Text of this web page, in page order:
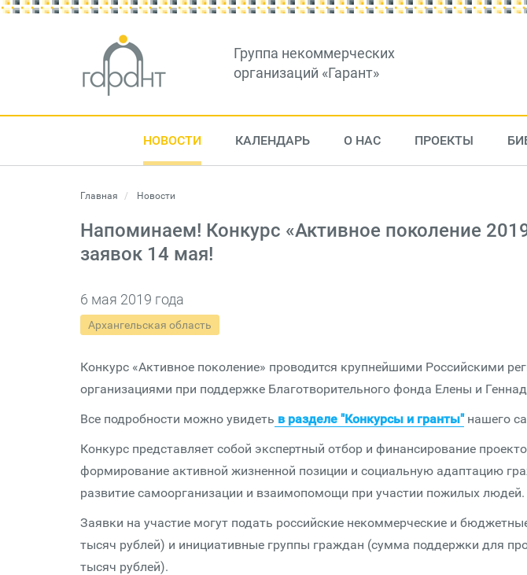
Группа некоммерческих
организаций «Гарант»
НОВОСТИ КАЛЕНДАРЬ О НАС ПРОЕКТЫ
Главная Новости
Напоминаем! Конкурс «Активное поколение
заявок 14 мая!
6 мая 2019 года
Архангельская область
Конкурс «Активное поколение» проводится крупнейшими Российскими
организациями при поддержке Благотворительного фонда Елены и
Все подробности можно увидеть в разделе "Конкурсы и гранты" нашего
Конкурс представляет собой экспертный отбор и финансирование
формирование активной жизненной позиции и социальную адаптацию
развитие самоорганизации и взаимопомощи при участии пожилых людей.
Заявки на участие могут подать российские некоммерческие и
тысяч рублей) и инициативные группы граждан (сумма поддержки для
тысяч рублей).